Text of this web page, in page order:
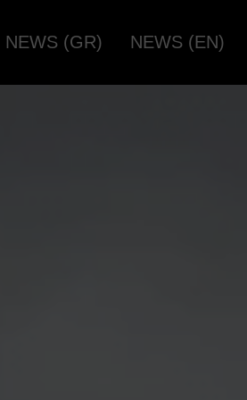
NEWS (GR) NEWS (EN)